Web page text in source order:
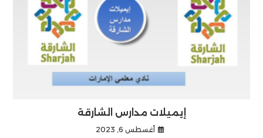
إيميلات مدارس الشارقة
أغسطس 6, 2023